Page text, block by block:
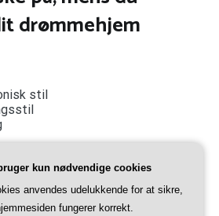
drømmehjem
stil
og eksponering
kun nødvendige cookies
anvendes udelukkende for at sikre,
fungerer korrekt.